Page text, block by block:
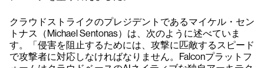
クラウドストライクのプレジデントであるマイケル・セン
トナス（Michael Sentonas）は、次のように述べていま
す。「侵害を阻止するためには、攻撃に匹敵するスピード
で攻撃者に対応しなければなりません。Falconプラットフ